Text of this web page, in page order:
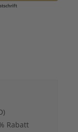
Rabatt